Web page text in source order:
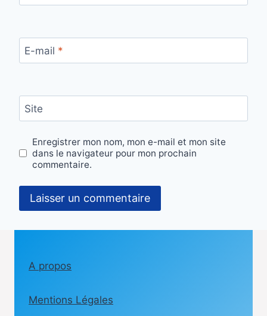
E-mail *
Site
Enregistrer mon nom, mon e-mail et mon site
dans le navigateur pour mon prochain
commentaire.
A propos
Mentions Légales